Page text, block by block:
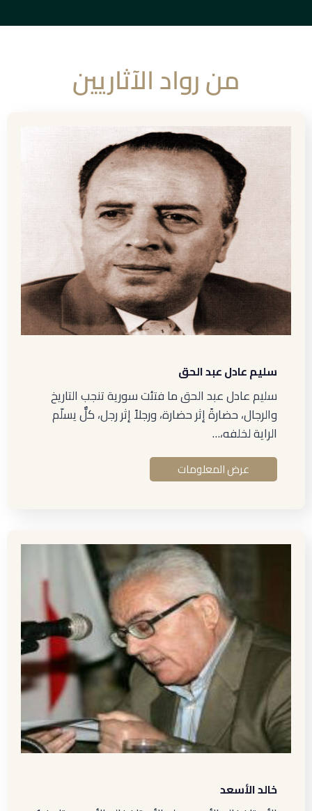
من رواد الآثاريين
سليم عادل عبد الحق
سليم عادل عبد الحق ما فتئت سورية تنجب التاريخ
والرجال، حضارةً إثر حضارة، ورجلاً إثر رجل، كلٌّ يسلّم
الراية لخلفه،…
عرض المعلومات
خالد الأسعد